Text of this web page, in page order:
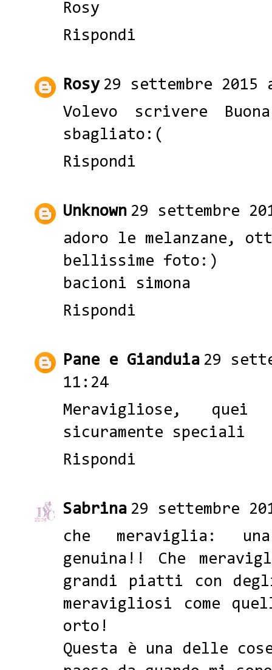
Rosy
Rispondi
Rosy 29 settembre
Volevo scrivere
sbagliato:(
Rispondi
Unknown 29 settembre
adoro le melanzane,
bellissime foto:)
bacioni simona
Rispondi
Pane e Gianduia 29
11:24
Meravigliose, quei
sicuramente speciali
Rispondi
Sabrina 29 settembre
che meraviglia:
genuina!! Che
grandi piatti con
meravigliosi come
orto!
Questa è una delle